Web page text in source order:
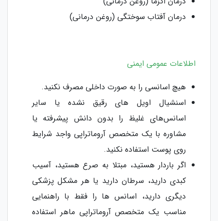
درمان آفتاب سوختگی (روغن درمانی)
اطلاعات عمومی ایمنی
هیچ اسانسی را به صورت داخلی مصرف نکنید.
اسنشیال اویل های رقیق‌ نشده یا سایر
اسانس‌های غلیظ را بدون دانش پیشرفته یا
مشاوره با یک متخصص آروماتراپی واجد شرایط
روی پوست استفاده نکنید.
اگر باردار هستید، مبتلا به صرع هستید، آسیب
کبدی دارید، سرطان دارید یا هر مشکل پزشکی
دیگری دارید، اسانس ها را فقط با راهنمایی
مناسب یک متخصص آروماتراپی ماهر استفاده